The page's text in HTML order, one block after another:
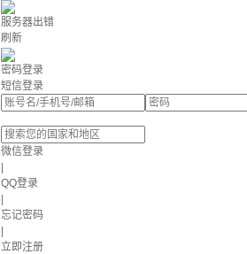
服务器出错
刷新
密码登录
短信登录
微信登录
QQ登录
忘记密码
立即注册